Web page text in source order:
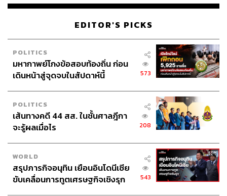
จะทำคือค่อยๆ ถ่ายทอดแนวทางของตัวเองให้ทีมงานได้
ซึมซับ และค่อยๆ พัฒนาทีมไปทีละระดับ เราจะพยายาม
‘วิวัฒนาการ’ มากกว่าจะ ‘ปฏิวัติ’ ทุกอย่าง”
มุมมองฟุตบอลไทย ผ่านสายตาของ ฮัตสัน
ฮัตสันมองว่า ประเทศไทยคือหนึ่งในประเทศที่ทำให้เขารู้สึก
โชคดีที่ได้มาทำงาน “ผมโชคดีที่ได้ทำงานในหลายประเทศ
แต่ต้องพูดถึงประเทศไทยเป็นพิเศษ เพราะนี่คือประเทศที่มี
วัฒนธรรมและผู้คนที่ยอดเยี่ยม ทุกคนให้เกียรติกัน ยิ้มแย้ม
และมีพาสชันในเกมฟุตบอล ผมรู้สึกได้ถึงพลังและศักยภาพที่
ไปได้ไกลมาก”
EDITOR'S PICKS
POLITICS
มหากาพย์โกงข้อสอบท้องถิ่น ก่อน
เดินหน้าสู่จุดจบในสัปดาห์นี้
573
POLITICS
เส้นทางคดี 44 สส. ในชั้นศาลฎีกา
จะรู้ผลเมื่อไร
208
WORLD
สรุปภารกิจอนุทิน เยือนอินโดนีเซีย
ขับเคลื่อนการทูตเศรษฐกิจเชิงรุก
543